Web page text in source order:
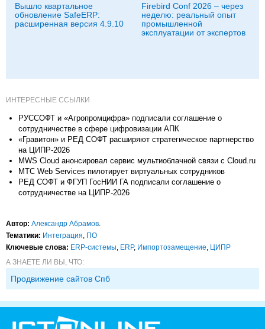
Вышло квартальное
обновление SafeERP:
расширенная версия 4.9.10
Firebird Conf 2026 – через
неделю: реальный опыт
промышленной
эксплуатации от экспертов
ИНТЕРЕСНЫЕ ССЫЛКИ
РУССОФТ и «Агропромцифра» подписали соглашение о
сотрудничестве в сфере цифровизации АПК
«Гравитон» и РЕД СОФТ расширяют стратегическое партнерство
на ЦИПР-2026
MWS Cloud анонсировал сервис мультиоблачной связи c Cloud.ru
МТС Web Services пилотирует виртуальных сотрудников
РЕД СОФТ и ФГУП ГосНИИ ГА подписали соглашение о
сотрудничестве на ЦИПР-2026
Автор: Александр Абрамов.
Тематики: Интеграция, ПО
Ключевые слова: ERP-системы, ERP, Импорто­замещение, ЦИПР
А ЗНАЕТЕ ЛИ ВЫ, ЧТО:
Продвижение сайтов Спб